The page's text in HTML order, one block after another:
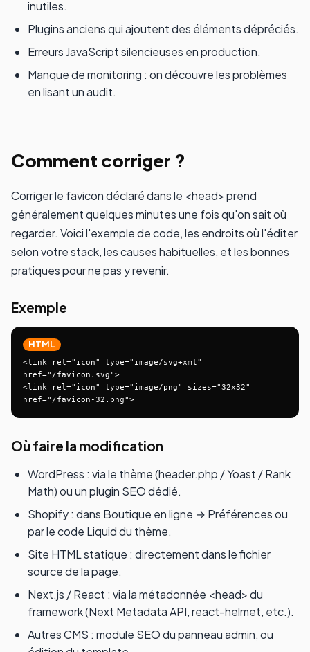
inutiles.
Plugins anciens qui ajoutent des éléments dépréciés.
Erreurs JavaScript silencieuses en production.
Manque de monitoring : on découvre les problèmes
en lisant un audit.
Comment corriger ?
Corriger le favicon déclaré dans le <head> prend
généralement quelques minutes une fois qu'on sait où
regarder. Voici l'exemple de code, les endroits où l'éditer
selon votre stack, les causes habituelles, et les bonnes
pratiques pour ne pas y revenir.
Exemple
HTML
<link rel="icon" type="image/svg+xml"
href="/favicon.svg">
<link rel="icon" type="image/png" sizes="32x32"
href="/favicon-32.png">
Où faire la modification
WordPress : via le thème (header.php / Yoast / Rank
Math) ou un plugin SEO dédié.
Shopify : dans Boutique en ligne → Préférences ou
par le code Liquid du thème.
Site HTML statique : directement dans le fichier
source de la page.
Next.js / React : via la métadonnée <head> du
framework (Next Metadata API, react-helmet, etc.).
Autres CMS : module SEO du panneau admin, ou